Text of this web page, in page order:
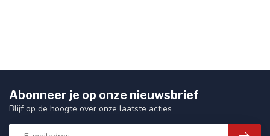
Abonneer je op onze nieuwsbrief
Blijf op de hoogte over onze laatste acties